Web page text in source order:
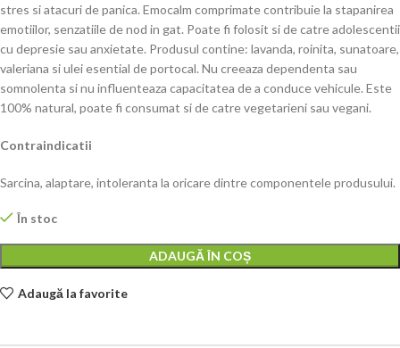
stres si atacuri de panica. Emocalm comprimate contribuie la stapanirea
emotiilor, senzatiile de nod in gat. Poate fi folosit si de catre adolescentii
cu depresie sau anxietate. Produsul contine: lavanda, roinita, sunatoare,
valeriana si ulei esential de portocal. Nu creeaza dependenta sau
somnolenta si nu influenteaza capacitatea de a conduce vehicule. Este
100% natural, poate fi consumat si de catre vegetarieni sau vegani.
Contraindicatii
Sarcina, alaptare, intoleranta la oricare dintre componentele produsului.
În stoc
ADAUGĂ ÎN COȘ
Adaugă la favorite